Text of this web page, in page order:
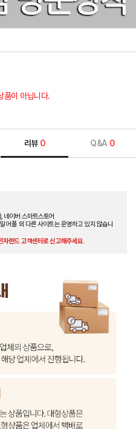
품이 아닙니다.
리뷰 0 Q&A 0
네이버 스마트스토어
어플 외 다른 사이트는 운영하고 있지 않습니
자랜드 고객센터로 신고해주세요.